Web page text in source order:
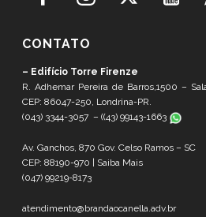
CONTATO
– Edifício Torre Firenze
R. Adhemar Pereira de Barros,1500 –
CEP: 86047-250, Londrina-PR.
(043) 3344-3057 – ((43) 99143-1663
Av. Ganchos, 870 Gov. Celso Ramos – SC
CEP: 88190-970 | Saiba Mais
(047) 99219-8173
atendimento@brandaocanella.adv.br